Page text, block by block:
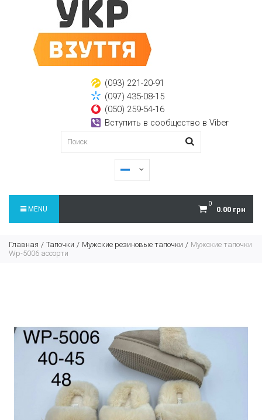
(093) 221-20-91
(097) 435-08-15
(050) 259-54-16
Вступить в сообщество в Viber
0
0.00 грн
MENU
Главная Тапочки Мужские резиновые тапочки
Мужские тапочки
Wp-5006 ассорти